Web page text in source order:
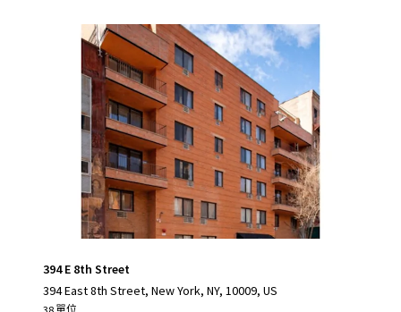
394 E 8th Street
394 East 8th Street, New York, NY, 10009, US